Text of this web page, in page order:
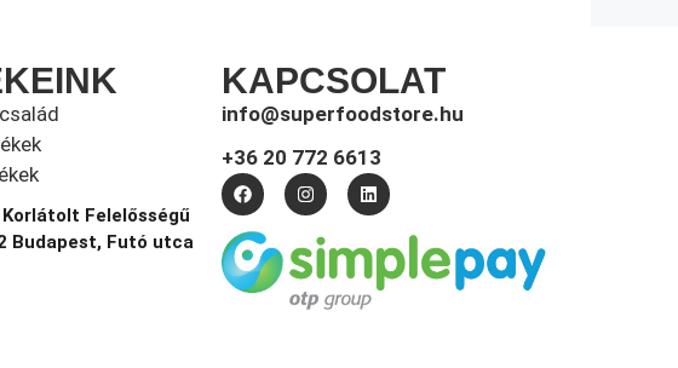
Korlátolt Felelősségű
Budapest, Futó utca
KAPCSOLAT
info@superfoodstore.hu
+36 20 772 6613